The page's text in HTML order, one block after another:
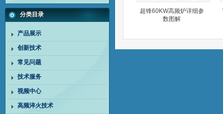
分类目录
产品展示
创新技术
常见问题
技术服务
视频中心
高频淬火技术
超锋60KW高频炉详细参
数图解